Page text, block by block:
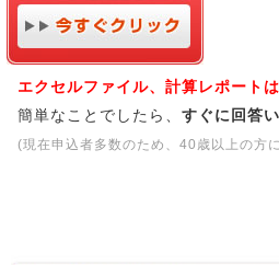
エクセルファイル、計算レポート
簡単なことでしたら、 すぐに回答
(現在申込者多数のため、40歳以上の方